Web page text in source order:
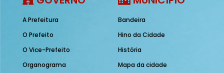
A Prefeitura
O Prefeito
O Vice-Prefeito
Organograma
Bandeira
Hino da Cidade
História
Mapa da cidade